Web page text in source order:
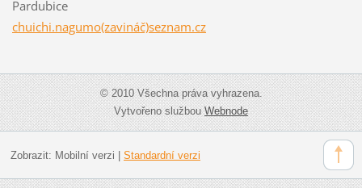
Pardubice
chuichi.nagumo(zavináč)seznam.cz
© 2010 Všechna práva vyhrazena.
Vytvořeno službouWebnode
Zobrazit: Mobilní verzi Standardní verzi